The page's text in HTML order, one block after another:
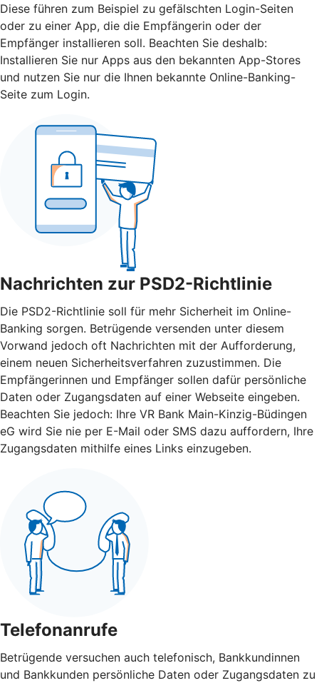
Diese führen zum Beispiel zu gefälschten Login-Seiten
oder zu einer App, die die Empfängerin oder der
Empfänger installieren soll. Beachten Sie deshalb:
Installieren Sie nur Apps aus den bekannten App-Stores
und nutzen Sie nur die Ihnen bekannte Online-Banking-
Seite zum Login.
Nachrichten zur PSD2-Richtlinie
Die PSD2-Richtlinie soll für mehr Sicherheit im Online-
Banking sorgen. Betrügende versenden unter diesem
Vorwand jedoch oft Nachrichten mit der Aufforderung,
einem neuen Sicherheitsverfahren zuzustimmen. Die
Empfängerinnen und Empfänger sollen dafür persönliche
Daten oder Zugangsdaten auf einer Webseite eingeben.
Beachten Sie jedoch: Ihre VR Bank Main-Kinzig-Büdingen
eG wird Sie nie per E-Mail oder SMS dazu auffordern, Ihre
Zugangsdaten mithilfe eines Links einzugeben.
Telefonanrufe
Betrügende versuchen auch telefonisch, Bankkundinnen
und Bankkunden persönliche Daten oder Zugangsdaten zu